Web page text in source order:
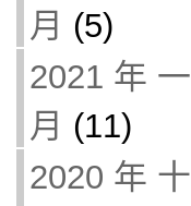
月 (5)
2021 年 一
月 (11)
2020 年 十